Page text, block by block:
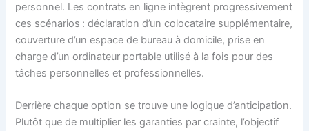
personnel. Les contrats en ligne intègrent progressivement
ces scénarios : déclaration d’un colocataire supplémentaire,
couverture d’un espace de bureau à domicile, prise en
charge d’un ordinateur portable utilisé à la fois pour des
tâches personnelles et professionnelles.
Derrière chaque option se trouve une logique d’anticipation.
Plutôt que de multiplier les garanties par crainte, l’objectif